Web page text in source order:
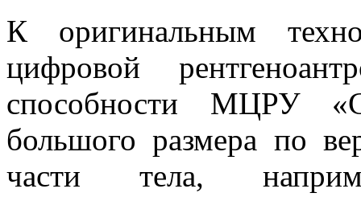
К оригинальным
цифровой
способности МЦРУ
большого размера по
части тела,